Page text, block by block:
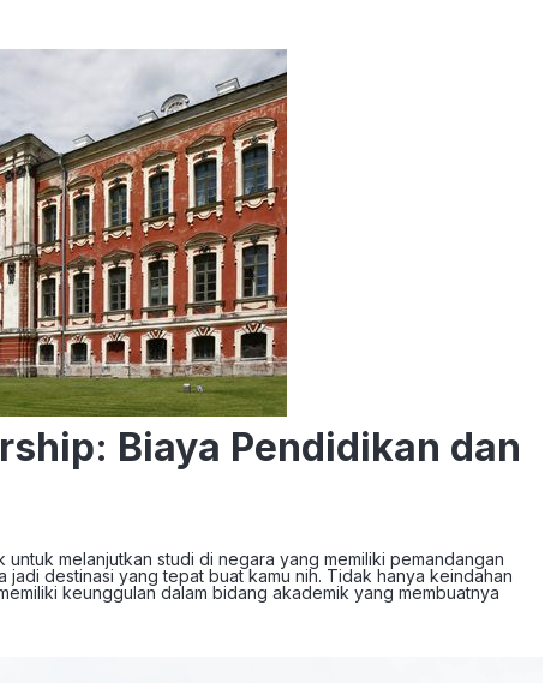
Biaya Pendidikan dan
melanjutkan studi di negara yang memiliki pemandangan
jadi destinasi yang tepat buat kamu nih. Tidak hanya keindahan
keunggulan dalam bidang akademik yang membuatnya